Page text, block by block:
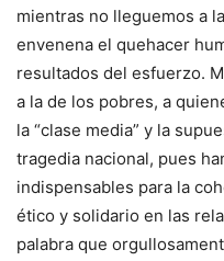
mientras no lleguemos a
envenena el quehacer
resultados del esfuerzo.
a la de los pobres, a
la “clase media” y la
tragedia nacional, pues
indispensables para la
ético y solidario en las
palabra que